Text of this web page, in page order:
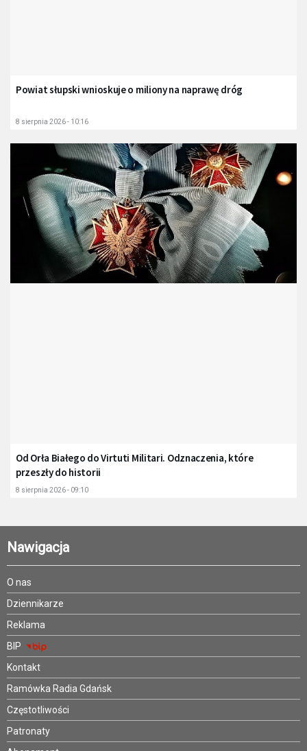
Powiat słupski wnioskuje o miliony na naprawę dróg
8 sierpnia 2026 - 10:16
Od Orła Białego do Virtuti Militari. Odznaczenia, które
przeszły do historii
8 sierpnia 2026 - 09:10
Nawigacja
O nas
Dziennikarze
Reklama
BIP
Kontakt
Ramówka Radia Gdańsk
Częstotliwości
Patronaty